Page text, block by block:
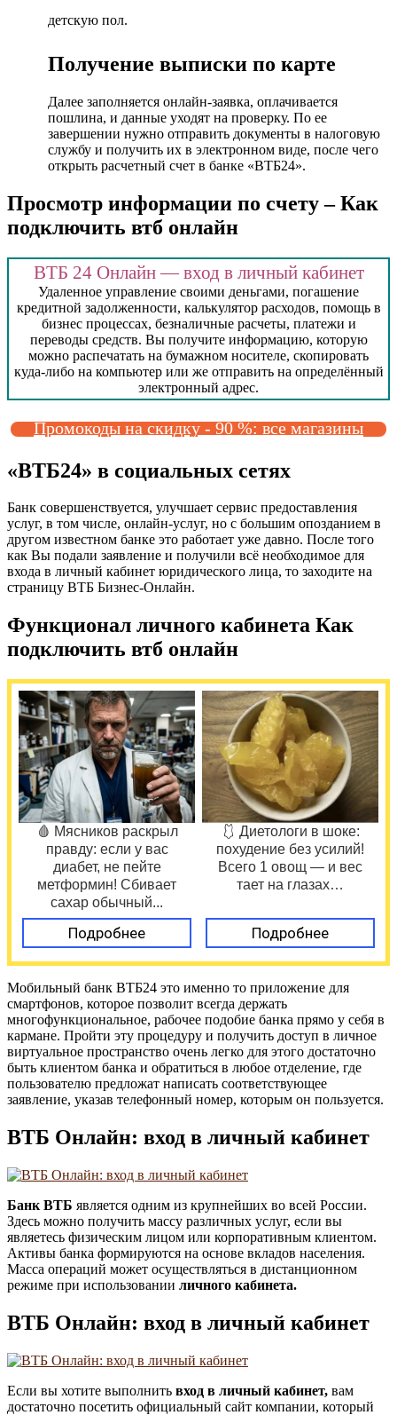
детскую пол.
Получение выписки по карте
Далее заполняется онлайн-заявка, оплачивается
пошлина, и данные уходят на проверку. По ее
завершении нужно отправить документы в налоговую
службу и получить их в электронном виде, после чего
открыть расчетный счет в банке «ВТБ24».
Просмотр информации по счету – Как
подключить втб онлайн
ВТБ 24 Онлайн — вход в личный кабинет
Удаленное управление своими деньгами, погашение
кредитной задолженности, калькулятор расходов, помощь в
бизнес процессах, безналичные расчеты, платежи и
переводы средств. Вы получите информацию, которую
можно распечатать на бумажном носителе, скопировать
куда-либо на компьютер или же отправить на определённый
электронный адрес.
Промокоды на скидку - 90 %: все магазины
«ВТБ24» в социальных сетях
Банк совершенствуется, улучшает сервис предоставления
услуг, в том числе, онлайн-услуг, но с большим опозданием в
другом известном банке это работает уже давно. После того
как Вы подали заявление и получили всё необходимое для
входа в личный кабинет юридического лица, то заходите на
страницу ВТБ Бизнес-Онлайн.
Функционал личного кабинета Как
подключить втб онлайн
🩸 Мясников раскрыл
правду: если у вас
диабет, не пейте
метформин! Сбивает
сахар обычный...
Подробнее
🩱 Диетологи в шоке:
похудение без усилий!
Всего 1 овощ — и вес
тает на глазах…
Подробнее
Мобильный банк ВТБ24 это именно то приложение для
смартфонов, которое позволит всегда держать
многофункциональное, рабочее подобие банка прямо у себя в
кармане. Пройти эту процедуру и получить доступ в личное
виртуальное пространство очень легко для этого достаточно
быть клиентом банка и обратиться в любое отделение, где
пользователю предложат написать соответствующее
заявление, указав телефонный номер, которым он пользуется.
ВТБ Онлайн: вход в личный кабинет
Банк ВТБ является одним из крупнейших во всей России.
Здесь можно получить массу различных услуг, если вы
являетесь физическим лицом или корпоративным клиентом.
Активы банка формируются на основе вкладов населения.
Масса операций может осуществляться в дистанционном
режиме при использовании личного кабинета.
ВТБ Онлайн: вход в личный кабинет
Если вы хотите выполнить вход в личный кабинет, вам
достаточно посетить официальный сайт компании, который